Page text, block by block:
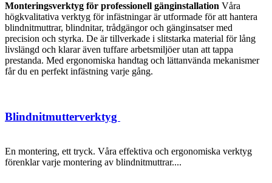
Monteringsverktyg för professionell gänginstallation Våra
högkvalitativa verktyg för infästningar är utformade för att hantera
blindnitmuttrar, blindnitar, trådgängor och gänginsatser med
precision och styrka. De är tillverkade i slitstarka material för lång
livslängd och klarar även tuffare arbetsmiljöer utan att tappa
prestanda. Med ergonomiska handtag och lättanvända mekanismer
får du en perfekt infästning varje gång.
Blindnitmutterverktyg
En montering, ett tryck. Våra effektiva och ergonomiska verktyg
förenklar varje montering av blindnitmuttrar....